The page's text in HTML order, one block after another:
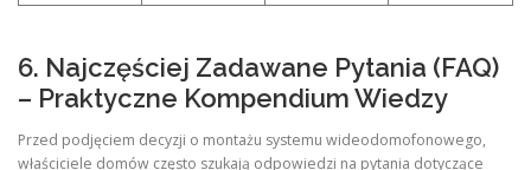
6. Najczęściej Zadawane Pytania (FAQ)
– Praktyczne Kompendium Wiedzy
Przed podjęciem decyzji o montażu systemu wideodomofonowego,
właściciele domów często szukają odpowiedzi na pytania dotyczące